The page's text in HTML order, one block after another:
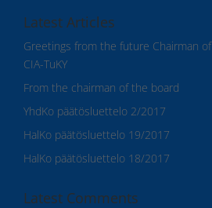
Latest Articles
Greetings from the future Chairman of
CIA-TuKY
From the chairman of the board
YhdKo päätösluettelo 2/2017
HalKo päätösluettelo 19/2017
HalKo päätösluettelo 18/2017
Latest Comments